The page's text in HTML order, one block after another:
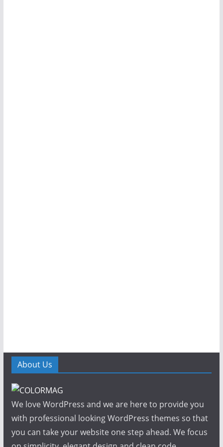
About Us
We love WordPress and we are here to provide you
with professional looking WordPress themes so that
you can take your website one step ahead. We focus